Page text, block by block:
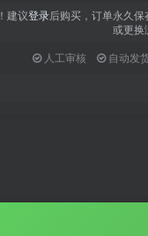
！建议登录后购买，订单永久
或更换
人工审核
自动发